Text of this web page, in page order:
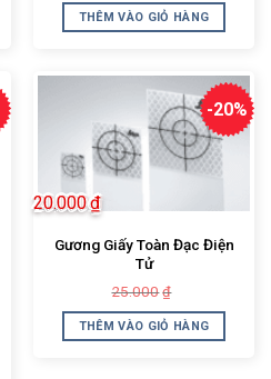
là:
1.600.000₫.
tại
là:
THÊM VÀO GIỎ HÀNG
-20%
Gương Giấy Toàn Đạc Điện
Tử
25.000 ₫
là:
25.000₫.
20.000₫
tại
là:
THÊM VÀO GIỎ HÀNG